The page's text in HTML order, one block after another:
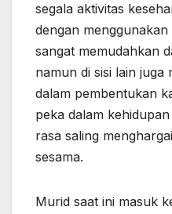
segala aktivitas
dengan
sangat memudahkan
namun di sisi lain
dalam pembentukan
peka dalam
rasa saling
sesama.
Murid saat ini masuk